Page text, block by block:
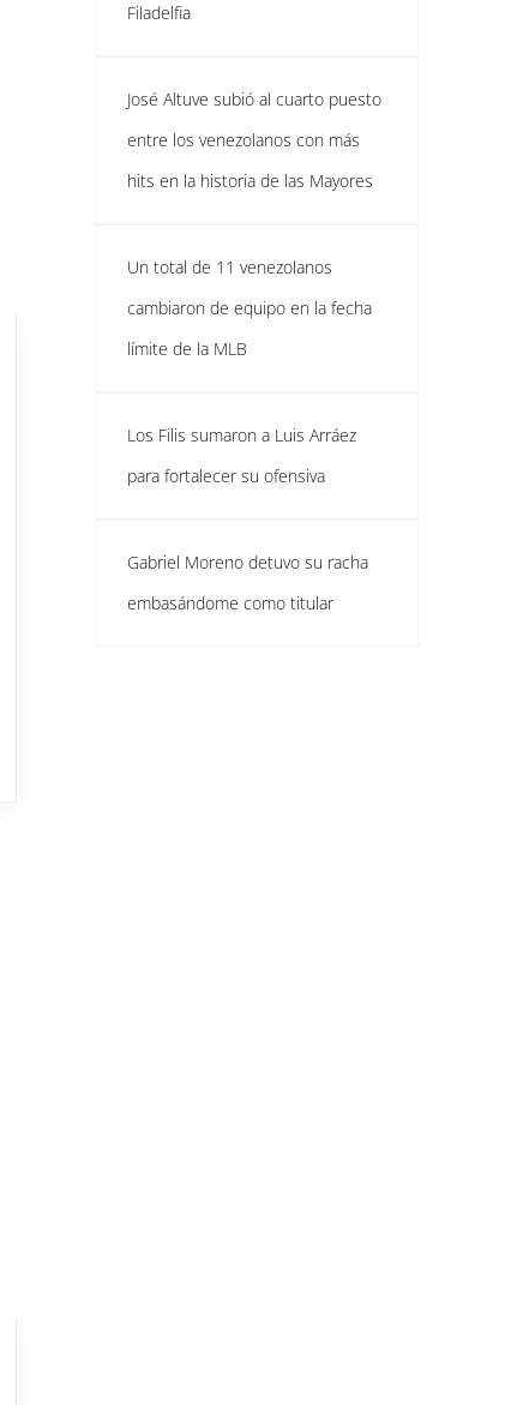
Filadelfia
José Altuve subió al cuarto puesto
entre los venezolanos con más
hits en la historia de las Mayores
Un total de 11 venezolanos
cambiaron de equipo en la fecha
límite de la MLB
Los Filis sumaron a Luis Arráez
para fortalecer su ofensiva
Gabriel Moreno detuvo su racha
embasándome como titular